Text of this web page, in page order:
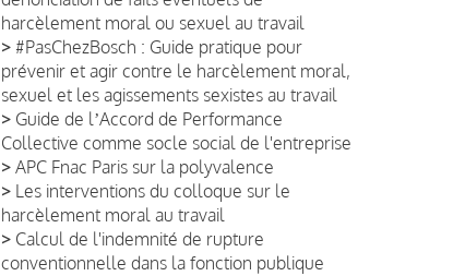
harcèlement moral ou sexuel au travail
> #PasChezBosch : Guide pratique pour
prévenir et agir contre le harcèlement moral,
sexuel et les agissements sexistes au travail
> Guide de lʼAccord de Performance
Collective comme socle social de l'entreprise
> APC Fnac Paris sur la polyvalence
> Les interventions du colloque sur le
harcèlement moral au travail
> Calcul de l'indemnité de rupture
conventionnelle dans la fonction publique